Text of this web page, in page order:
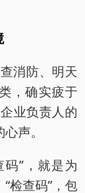
消防、明天
，确实疲于
业负责人的
声。
”，就是为
检查码”，包